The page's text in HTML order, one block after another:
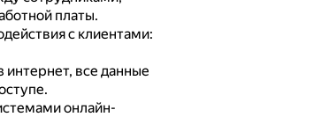
платы.
с клиентами:
интернет, все данные
онлайн-